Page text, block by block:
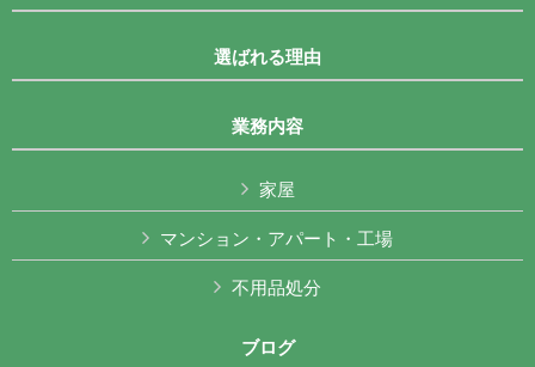
選ばれる理由
業務内容
家屋
マンション・アパート・工場
不用品処分
ブログ